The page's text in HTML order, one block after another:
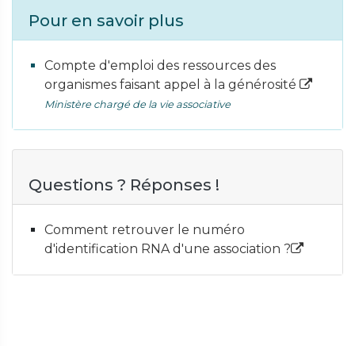
Pour en savoir plus
Compte d'emploi des ressources des
organismes faisant appel à la générosité
Ministère chargé de la vie associative
Questions ? Réponses !
Comment retrouver le numéro
d'identification RNA d'une association ?